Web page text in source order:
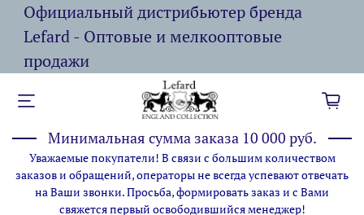
Официальный дистрибьютер бренда
Lefard - Оптовые и мелкооптовые
продажи
Минимальная сумма заказа 10 000 руб.
Уважаемые покупатели! В связи с большим количеством
заказов и обращений, операторы не всегда успевают отвечать
на Ваши звонки. Просьба, формировать заказ и с Вами
свяжется первый освободившийся менеджер!